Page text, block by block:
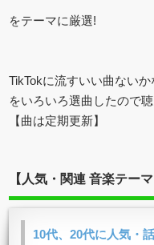
をテーマに厳選!
TikTokに流すいい曲ない
をいろいろ選曲したので聴
【曲は定期更新】
【人気・関連 音楽テーマ
10代、20代に人気・